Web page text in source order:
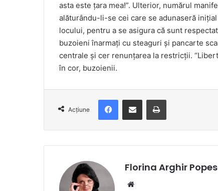
asta este țara mea!”. Ulterior, numărul
alăturându-li-se cei care se adunaseră
locului, pentru a se asigura că sunt
buzoieni înarmați cu steaguri și pancarte
centrale și cer renunțarea la restricții.
în cor, buzoienii.
Acțiune
FacebookDistribuie prin e-mail Imprimare
Florina Arghir